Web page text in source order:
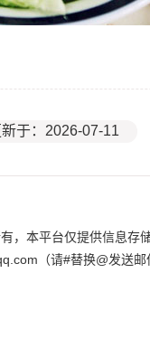
于：2026-07-11
本平台仅提供信息存
（请#替换@发送邮